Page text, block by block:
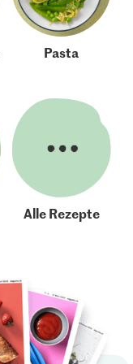
Pasta
Alle Rezepte